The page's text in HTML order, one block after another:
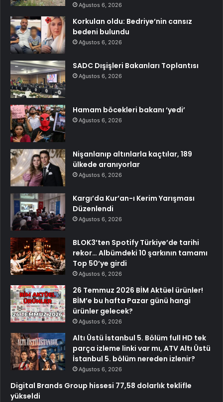
Ağustos 6, 2026
Korkulan oldu: Bedriye’nin cansız
bedeni bulundu
Ağustos 6, 2026
SADC Dışişleri Bakanları Toplantısı
Ağustos 6, 2026
Hamam böcekleri bakanı ‘yedi’
Ağustos 6, 2026
Nişanlanıp altınlarla kaçtılar, 189
ülkede aranıyorlar
Ağustos 6, 2026
Kargı’da Kur’an-ı Kerim Yarışması
Düzenlendi
Ağustos 6, 2026
BLOK3’ten Spotify Türkiye’de tarihi
rekor… Albümdeki 10 şarkının tamamı
Top 50’ye girdi
Ağustos 6, 2026
26 Temmuz 2026 BİM Aktüel ürünler!
BİM’e bu hafta Pazar günü hangi
ürünler gelecek?
Ağustos 6, 2026
Altı Üstü İstanbul 5. Bölüm full HD tek
parça izleme linki var mı, ATV Altı Üstü
İstanbul 5. bölüm nereden izlenir?
Ağustos 6, 2026
Digital Brands Group hissesi 77,58 dolarlık teklifle
yükseldi